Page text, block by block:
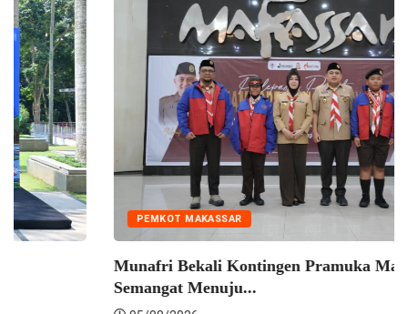
PEMKOT MAKASSAR
Wakil Wali Kota Makassar Hadiri Forum